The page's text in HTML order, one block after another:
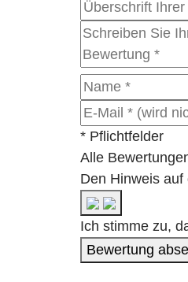
* Pflichtfelder
Alle
Den Hinweis auf
Ich stimme zu,
Bewertung